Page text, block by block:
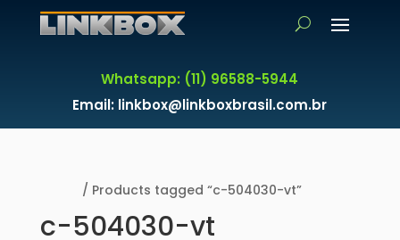
Whatsapp: (11) 96588-5944
Email: linkbox@linkboxbrasil.com.br
/ Products tagged “c-504030-vt”
c-504030-vt